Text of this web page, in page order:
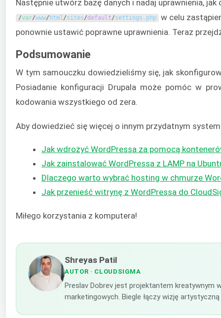
Następnie utwórz bazę danych i nadaj uprawnienia,
/var/www/ html/sites/default/settings . php w celu
ponownie ustawić poprawne uprawnienia. Teraz
Podsumowanie
W tym samouczku dowiedzieliśmy się, jak
Posiadanie konfiguracji Drupala może pomóc w
kodowania wszystkiego od zera.
Aby dowiedzieć się więcej o innym przydatnym
Jak wdrożyć WordPressa za pomocą
Jak zainstalować WordPressa z LAMP na
Dlaczego warto wybrać hosting w chmurze
Jak przenieść witrynę z WordPressa do
Miłego korzystania z komputera!
Shreyas Patil
AUTOR · CLOUDSIGMA
Preslav Dobrev jest projektantem kreatywnym
marketingowych. Biegle łączy wizję